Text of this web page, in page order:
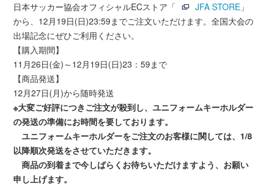
日本サッカー協会オフィシャルECストア「
JFA STORE 」
から、12月19日(日)23:59までご注文いただけます。全国大会の
出場記念にぜひご利用ください。
【購入期間】
11月26日(金)～12月19日(日)23：59まで
【商品発送】
12月27日(月)から随時発送
※大変ご好評につきご注文が殺到し、ユニフォームキーホルダー
の発送の準備にお時間を要しております。
ユニフォームキーホルダーをご注文のお客様に関しては、1/8
以降順次発送をさせていただきます。
商品の到着まで今しばらくお待ちいただけますよう、お願い
申し上げます。